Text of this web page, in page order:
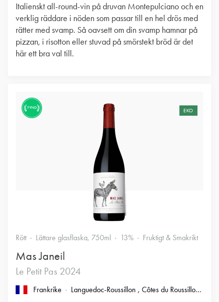
Italienskt all-round-vin på druvan Montepulciano och en
verklig räddare i nöden som passar till en hel drös med
rätter med svamp. Så oavsett om din svamp hamnar på
pizzan, i risotton eller stuvad på smörstekt bröd är det
här ett bra val till.
FYND EKO
Rött Lättare glasflaska, 750ml 13% Fruktigt & Smakrikt
Mas Janeil
Le Petit Pas 2024
Frankrike Languedoc-Roussillon , Côtes du Roussillon ,